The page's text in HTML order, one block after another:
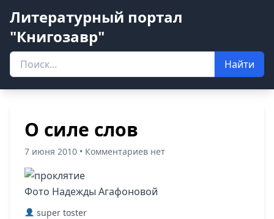
Литературный портал
"Книгозавр"
Найти
О силе слов
7 июня 2010 • Комментариев нет
Фото Надежды Агафоновой
super toster